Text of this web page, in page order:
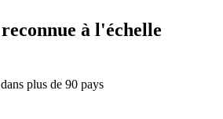
à l'échelle
plus de 90 pays